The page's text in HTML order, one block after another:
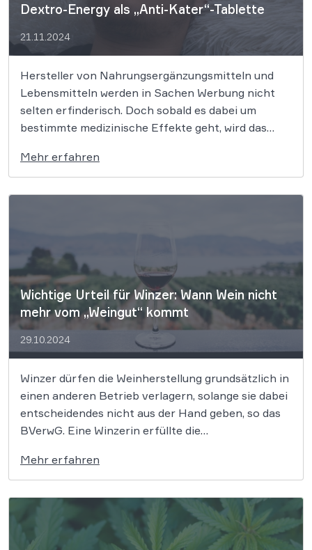
Dextro-Energy als „Anti-Kater“-Tablette
21.11.2024
Hersteller von Nahrungsergänzungsmitteln und
Lebensmitteln werden in Sachen Werbung nicht
selten erfinderisch. Doch sobald es dabei um
bestimmte medizinische Effekte geht, wird das
Frankfurt zu Mineralstofftabletten, die als „Anti-
Kater-Mittel“ beworben wurden. Schnell eine
Tablette einwerfen nach einer harten Party-Nacht
Mehr erfahren
Wichtige Urteil für Winzer: Wann Wein nicht
mehr vom „Weingut“ kommt
29.10.2024
Winzer dürfen die Weinherstellung grundsätzlich in
einen anderen Betrieb verlagern, solange sie dabei
entscheidendes nicht aus der Hand geben, so das
BVerwG. Eine Winzerin erfüllte die
weshalb sie ihren Wein nicht mit „Gutsabfüllung“
und „Weingut“ schmücken durfte. Die
Bezeichnungen „Weingut“ und „Gutsabfüllung“
dürfen nur verwendet werden, […]
Mehr erfahren